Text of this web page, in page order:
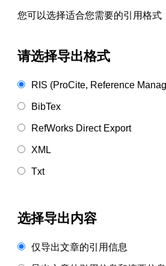
您可以选择适合您需要的引用格式
请选择导出格式
RIS (ProCite, Reference
BibTex
RefWorks Direct Export
XML
Txt
选择导出内容
仅导出文章的引用信息